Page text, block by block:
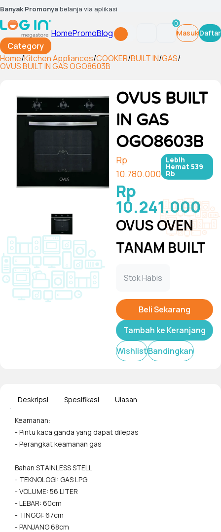
Banyak Promonyabelanja via aplikasi
Category
HomePromoBlog
0
MasukDaftar
Home/Kitchen Appliances/COOKER/BUILT IN/GAS/
OVUS BUILT IN GAS OGO8603B
OVUS BUILT
IN GAS
OGO8603B
Rp
10.780.000
Lebih
Hemat 539
Rb
Rp
10.241.000
OVUS OVEN
TANAM BUILT
Oven dengan elemen atas-
bawah terjangkau dengan
kipas dan alat panggang
listrik yang sesuai dengan
- Pembakaran gas bawah
- Terpasang Ignitor (alat yang
Stok Habis
Beli Sekarang
Tambah ke Keranjang
WishlistBandingkan
Deskripsi Spesifikasi Ulasan
Keamanan:
- Pintu kaca ganda yang dapat dilepas
- Perangkat keamanan gas
Bahan STAINLESS STELL
- TEKNOLOGI: GAS LPG
- VOLUME: 56 LITER
- LEBAR: 60cm
- TINGGI: 67cm
- PANJANG 68cm